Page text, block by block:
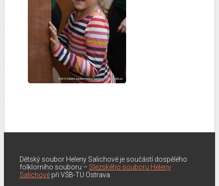
Dětský soubor Heleny Salichové je součástí dospělého
folklorního souboru – Slezského souboru Heleny
Salichové při VŠB-TU Ostrava.